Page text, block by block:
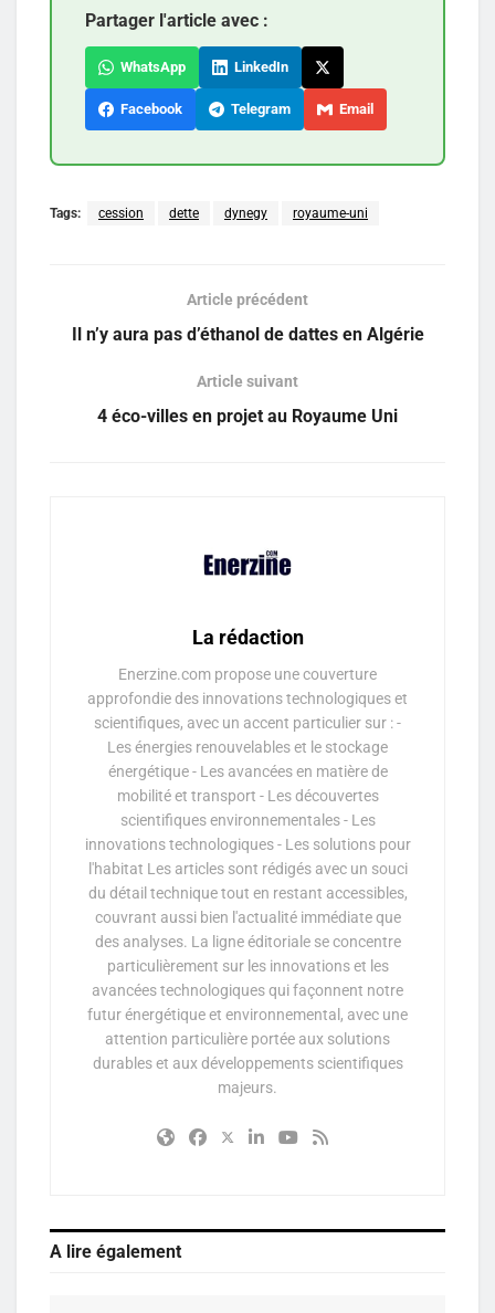
Partager l'article avec :
WhatsApp LinkedIn
Facebook Telegram Email
Tags: cession dette dynegy royaume-uni
Article précédent
Il n’y aura pas d’éthanol de dattes en Algérie
Article suivant
4 éco-villes en projet au Royaume Uni
La rédaction
Enerzine.com propose une couverture
approfondie des innovations technologiques et
scientifiques, avec un accent particulier sur : -
Les énergies renouvelables et le stockage
énergétique - Les avancées en matière de
mobilité et transport - Les découvertes
scientifiques environnementales - Les
innovations technologiques - Les solutions pour
l'habitat Les articles sont rédigés avec un souci
du détail technique tout en restant accessibles,
couvrant aussi bien l'actualité immédiate que
des analyses. La ligne éditoriale se concentre
particulièrement sur les innovations et les
avancées technologiques qui façonnent notre
futur énergétique et environnemental, avec une
attention particulière portée aux solutions
durables et aux développements scientifiques
majeurs.
A lire également